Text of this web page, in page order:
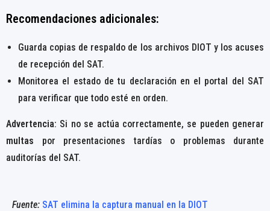
Recomendaciones adicionales:
Guarda copias de respaldo de los archivos DIOT y los acuses
de recepción del SAT.
Monitorea el estado de tu declaración en el portal del SAT
para verificar que todo esté en orden.
Advertencia: Si no se actúa correctamente, se pueden generar
multas por presentaciones tardías o problemas durante
auditorías del SAT.
Fuente: SAT elimina la captura manual en la DIOT